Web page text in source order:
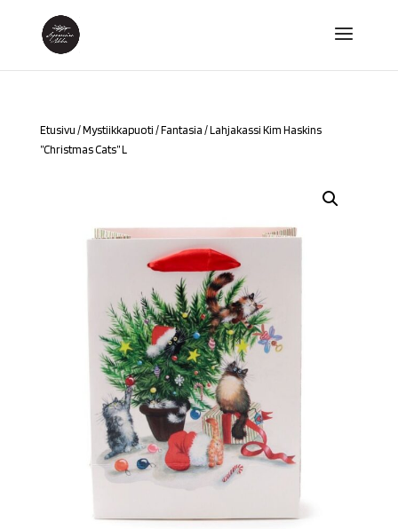
Etusivu /Mystiikkapuoti /Fantasia / Lahjakassi Kim Haskins
”Christmas Cats” L